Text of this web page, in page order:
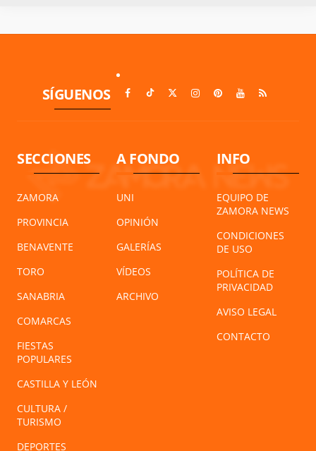
SÍGUENOS
SECCIONES
ZAMORA
PROVINCIA
BENAVENTE
TORO
SANABRIA
COMARCAS
FIESTAS
POPULARES
CASTILLA Y LEÓN
CULTURA /
TURISMO
DEPORTES
A FONDO
UNI
OPINIÓN
GALERÍAS
VÍDEOS
ARCHIVO
INFO
EQUIPO DE
ZAMORA NEWS
CONDICIONES
DE USO
POLÍTICA DE
PRIVACIDAD
AVISO LEGAL
CONTACTO